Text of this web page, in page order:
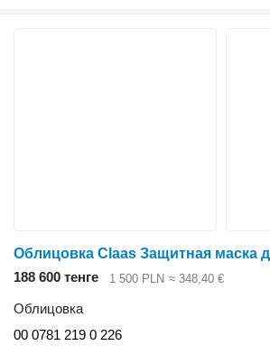
188 600 тенге 1 500 PLN ≈ 348,40 €
Облицовка
00 0781 219 0 226